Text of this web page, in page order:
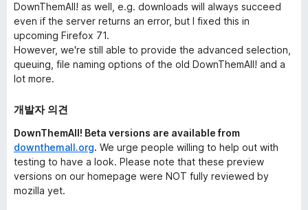
DownThemAll! as well, e.g. downloads will always succeed
even if the server returns an error, but I fixed this in
upcoming Firefox 71.
However, we're still able to provide the advanced selection,
queuing, file naming options of the old DownThemAll! and a
lot more.
개발자 의견
DownThemAll! Beta versions are available from
downthemall.org. We urge people willing to help out with
testing to have a look. Please note that these preview
versions on our homepage were NOT fully reviewed by
mozilla yet.